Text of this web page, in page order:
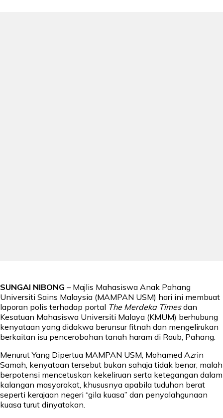
SUNGAI NIBONG – Majlis Mahasiswa Anak Pahang
Universiti Sains Malaysia (MAMPAN USM) hari ini membuat
laporan polis terhadap portal The Merdeka Timesdan
Kesatuan Mahasiswa Universiti Malaya (KMUM) berhubung
kenyataan yang didakwa berunsur fitnah dan mengelirukan
berkaitan isu pencerobohan tanah haram di Raub, Pahang.
Menurut Yang Dipertua MAMPAN USM, Mohamed Azrin
Samah, kenyataan tersebut bukan sahaja tidak benar, malah
berpotensi mencetuskan kekeliruan serta ketegangan dalam
kalangan masyarakat, khususnya apabila tuduhan berat
seperti kerajaan negeri “gila kuasa” dan penyalahgunaan
kuasa turut dinyatakan.